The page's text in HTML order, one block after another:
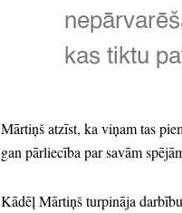
kas tiktu
Mārtiņš atzīst, ka viņam tas
gan pārliecība par savām
Kādēļ Mārtiņš turpināja